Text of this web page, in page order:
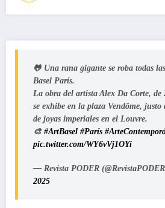
🐸 Una rana gigante se roba todas
Basel París.
La obra del artista Alex Da Corte, de
se exhibe en la plaza Vendôme, justo
de joyas imperiales en el Louvre.
🎨 #ArtBasel #París
pic.twitter.com/WY6vVj1OYi
— Revista PODER
2025